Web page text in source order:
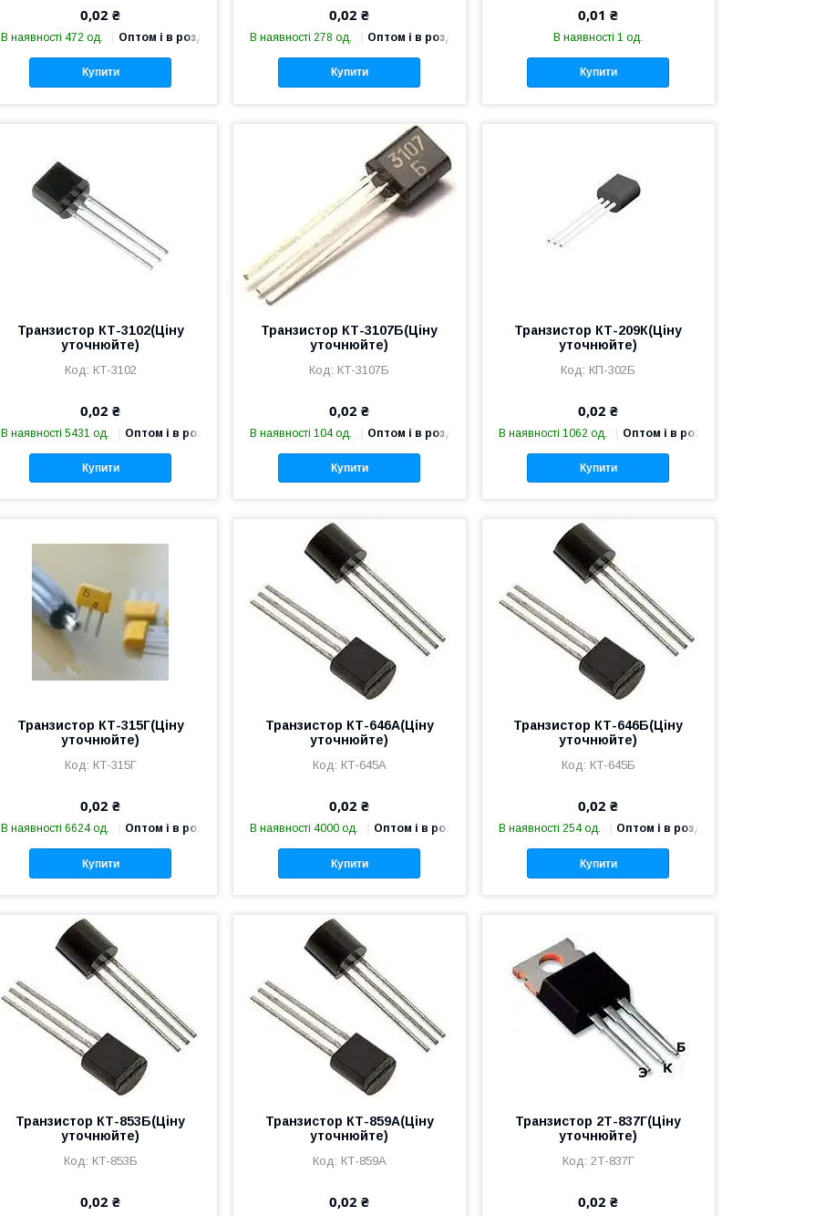
0,02 ₴
В наявності 472 од. Оптом і в роздріб
Купити
0,02 ₴
В наявності 278 од. Оптом і в роздріб
Купити
0,01 ₴
В наявності 1 од.
Купити
Транзистор КТ-3102(Ціну
уточнюйте)
КТ-3102
0,02 ₴
В наявності 5431 од. Оптом і в роздріб
Купити
Транзистор КТ-3107Б(Ціну
уточнюйте)
КТ-3107Б
0,02 ₴
В наявності 104 од. Оптом і в роздріб
Купити
Транзистор КТ-209К(Ціну
уточнюйте)
КП-302Б
0,02 ₴
В наявності 1062 од. Оптом і в роздріб
Купити
Транзистор КТ-315Г(Ціну
уточнюйте)
КТ-315Г
0,02 ₴
В наявності 6624 од. Оптом і в роздріб
Купити
Транзистор КТ-646А(Ціну
уточнюйте)
КТ-645А
0,02 ₴
В наявності 4000 од. Оптом і в роздріб
Купити
Транзистор КТ-646Б(Ціну
уточнюйте)
КТ-645Б
0,02 ₴
В наявності 254 од. Оптом і в роздріб
Купити
Транзистор КТ-853Б(Ціну
уточнюйте)
КТ-853Б
0,02 ₴
Транзистор КТ-859А(Ціну
уточнюйте)
КТ-859А
0,02 ₴
Транзистор 2Т-837Г(Ціну
уточнюйте)
2Т-837Г
0,02 ₴